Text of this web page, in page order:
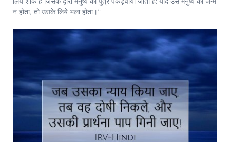
लिये शोक है जिसके द्वारा मनुष्य का पुत्र पकड़वाया जाता है: यदि उस मनुष्य का जन्म
न होता, तो उसके लिये भला होता।”